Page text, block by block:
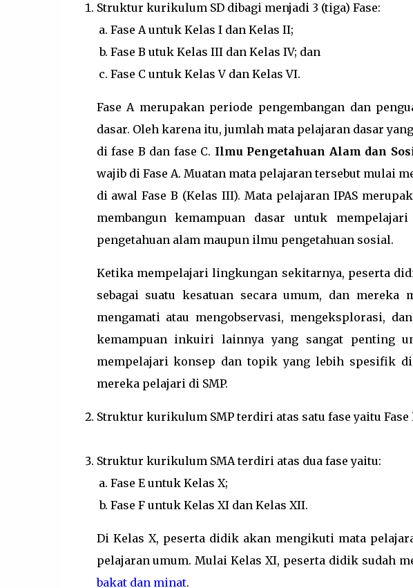
Struktur kurikulum SD dibagi menjadi 3 (tiga) Fase:
Fase A untuk Kelas I dan Kelas II;
Fase B utuk Kelas III dan Kelas IV; dan
Fase C untuk Kelas V dan Kelas VI.
Fase A merupakan periode pengembangan dan
dasar. Oleh karena itu, jumlah mata pelajaran dasar
di fase B dan fase C. Ilmu Pengetahuan Alam dan
wajib di Fase A. Muatan mata pelajaran tersebut mulai
di awal Fase B (Kelas III). Mata pelajaran IPAS
membangun kemampuan dasar untuk
pengetahuan alam maupun ilmu pengetahuan sosial.
Ketika mempelajari lingkungan sekitarnya, peserta
sebagai suatu kesatuan secara umum, dan
mengamati atau mengobservasi, mengeksplorasi,
kemampuan inkuiri lainnya yang sangat penting
mempelajari konsep dan topik yang lebih spesifik
mereka pelajari di SMP.
Struktur kurikulum SMP terdiri atas satu fase yaitu Fase
Struktur kurikulum SMA terdiri atas dua fase yaitu:
Fase E untuk Kelas X;
Fase F untuk Kelas XI dan Kelas XII.
Di Kelas X, peserta didik akan mengikuti mata
pelajaran umum. Mulai Kelas XI, peserta didik sudah
bakat dan minat.